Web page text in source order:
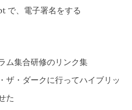
で、電子署名をする
ム集合研修のリンク集
ザ・ダークに行ってハイブリッ
た